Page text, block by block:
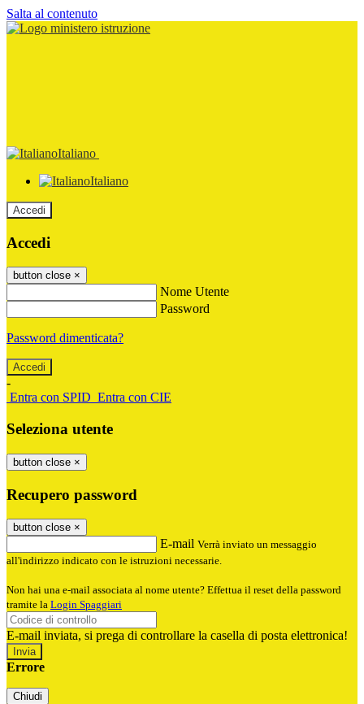
Salta al contenuto
Italiano
Italiano
Accedi
Accedi
button close ×
Nome Utente
Password
Password dimenticata?
-
Entra con SPID Entra con CIE
Seleziona utente
button close ×
Recupero password
button close ×
E-mail Verrà inviato un messaggio
all'indirizzo indicato con le istruzioni necessarie.
Non hai una e-mail associata al nome utente? Effettua il reset della password
tramite la Login Spaggiari
E-mail inviata, si prega di controllare la casella di posta elettronica!
Errore
Chiudi